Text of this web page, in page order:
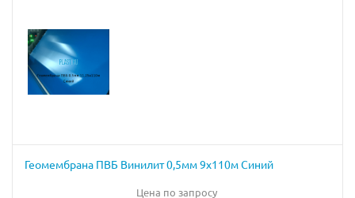
Геомембрана ПВБ Винилит 0,5мм 9х110м Синий
Цена по запросу